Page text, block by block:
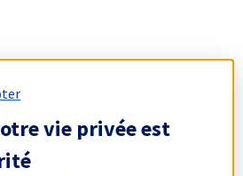
vie privée est